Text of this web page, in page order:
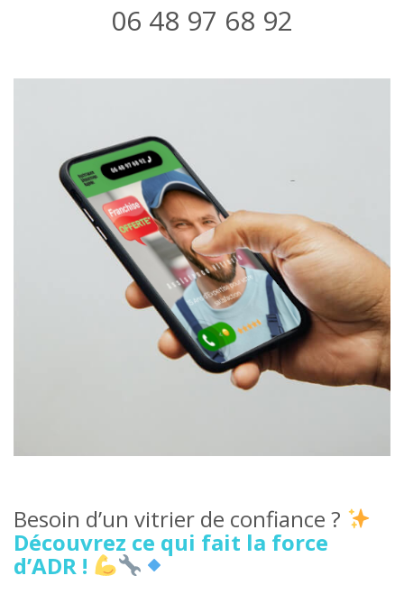
06 48 97 68 92
Besoin d’un vitrier de confiance ?
Découvrez ce qui fait la force
d’ADR !